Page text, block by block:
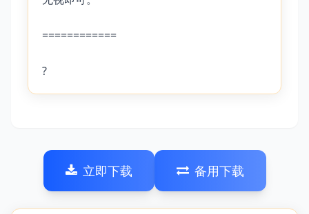
============
?
立即下载 备用下载